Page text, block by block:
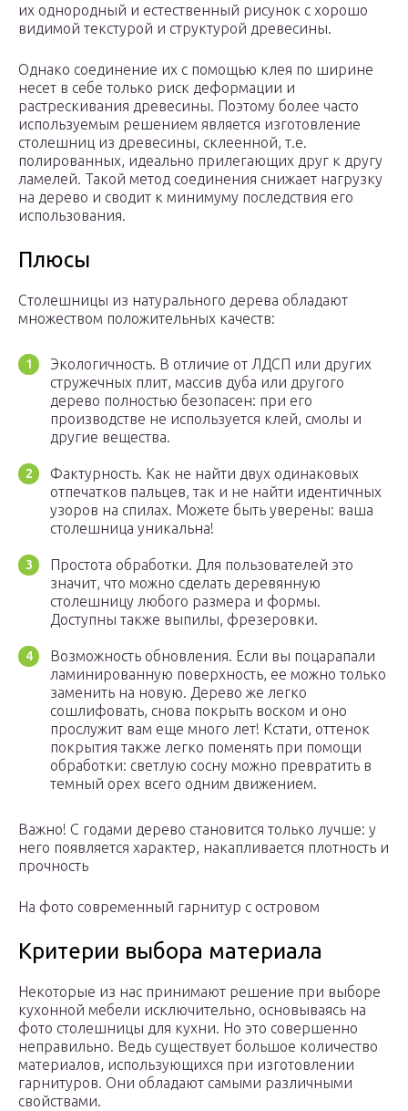
их однородный и естественный рисунок с хорошо
видимой текстурой и структурой древесины.
Однако соединение их с помощью клея по ширине
несет в себе только риск деформации и
растрескивания древесины. Поэтому более часто
используемым решением является изготовление
столешниц из древесины, склеенной, т.е.
полированных, идеально прилегающих друг к другу
ламелей. Такой метод соединения снижает нагрузку
на дерево и сводит к минимуму последствия его
использования.
Плюсы
Столешницы из натурального дерева обладают
множеством положительных качеств:
Экологичность. В отличие от ЛДСП или других
стружечных плит, массив дуба или другого
дерево полностью безопасен: при его
производстве не используется клей, смолы и
другие вещества.
Фактурность. Как не найти двух одинаковых
отпечатков пальцев, так и не найти идентичных
узоров на спилах. Можете быть уверены: ваша
столешница уникальна!
Простота обработки. Для пользователей это
значит, что можно сделать деревянную
столешницу любого размера и формы.
Доступны также выпилы, фрезеровки.
Возможность обновления. Если вы поцарапали
ламинированную поверхность, ее можно только
заменить на новую. Дерево же легко
сошлифовать, снова покрыть воском и оно
прослужит вам еще много лет! Кстати, оттенок
покрытия также легко поменять при помощи
обработки: светлую сосну можно превратить в
темный орех всего одним движением.
Важно! С годами дерево становится только лучше: у
него появляется характер, накапливается плотность и
прочность
На фото современный гарнитур с островом
Критерии выбора материала
Некоторые из нас принимают решение при выборе
кухонной мебели исключительно, основываясь на
фото столешницы для кухни. Но это совершенно
неправильно. Ведь существует большое количество
материалов, использующихся при изготовлении
гарнитуров. Они обладают самыми различными
свойствами.